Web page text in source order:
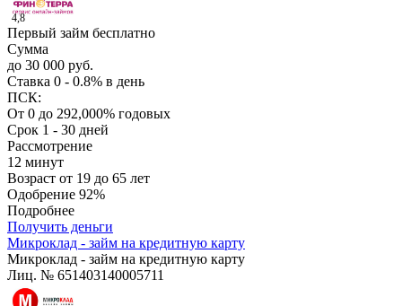
4,8
Первый займ бесплатно
Сумма
до 30 000 руб.
Ставка 0 - 0.8% в день
ПСК:
От 0 до 292,000% годовых
Срок 1 - 30 дней
Рассмотрение
12 минут
Возраст от 19 до 65 лет
Одобрение 92%
Подробнее
Получить деньги
Микроклад - займ на кредитную карту
Микроклад - займ на кредитную карту
Лиц. № 651403140005711